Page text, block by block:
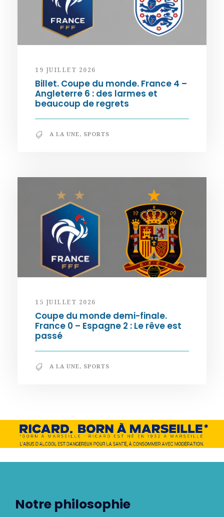
19 JUILLET 2026
Billet. Coupe du monde. France 4 –
Angleterre 6 : des larmes et
beaucoup de regrets
A LA UNE, SPORTS
15 JUILLET 2026
Coupe du monde demi-finale.
France 0 – Espagne 2 : Le rêve est
passé
A LA UNE, SPORTS
Notre philosophie